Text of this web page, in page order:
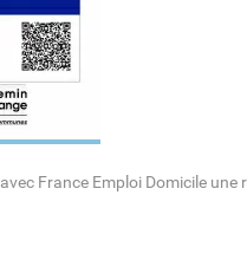
France Emploi Domicile